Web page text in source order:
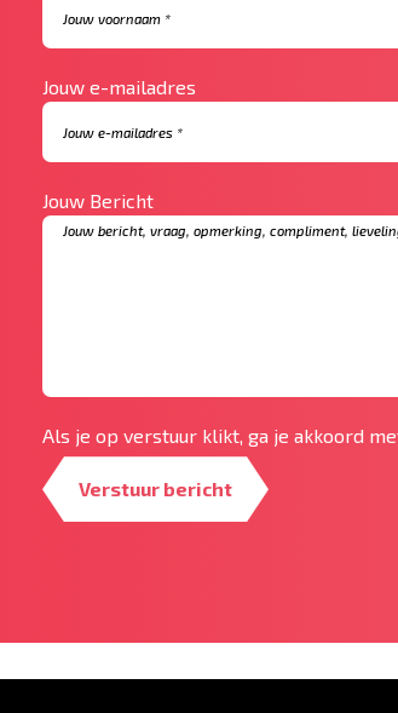
Jouw e-mailadres
Jouw Bericht
Als je op verstuur klikt, ga je akkoord
Verstuur bericht